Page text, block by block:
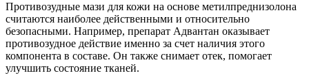
Противозудные мази для кожи на основе метилпреднизолона
считаются наиболее действенными и относительно
безопасными. Например, препарат Адвантан оказывает
противозудное действие именно за счет наличия этого
компонента в составе. Он также снимает отек, помогает
улучшить состояние тканей.